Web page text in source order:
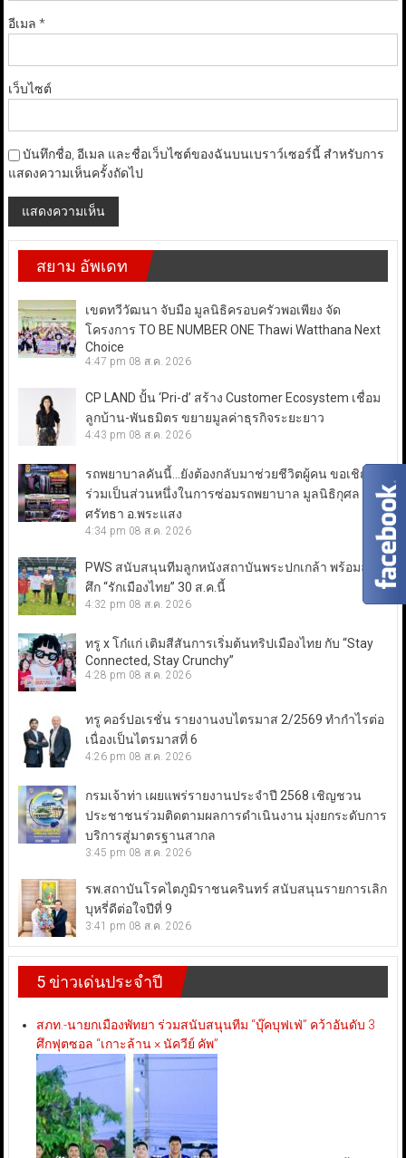
อีเมล *
เว็บไซต์
บันทึกชื่อ, อีเมล และชื่อเว็บไซต์ของฉันบนเบราว์เซอร์นี้ สำหรับการ
แสดงความเห็นครั้งถัดไป
สยาม อัพเดท
เขตทวีวัฒนา จับมือ มูลนิธิครอบครัวพอเพียง จัด
โครงการ TO BE NUMBER ONE Thawi Watthana Next
Choice
4:47 pm 08 ส.ค. 2026
CP LAND ปั้น ‘Pri-d’ สร้าง Customer Ecosystem เชื่อม
ลูกบ้าน-พันธมิตร ขยายมูลค่าธุรกิจระยะยาว
4:43 pm 08 ส.ค. 2026
รถพยาบาลคันนี้…ยังต้องกลับมาช่วยชีวิตผู้คน ขอเชิญ
ร่วมเป็นส่วนหนึ่งในการซ่อมรถพยาบาล มูลนิธิกุศล
ศรัทธา อ.พระแสง
4:34 pm 08 ส.ค. 2026
PWS สนับสนุนทีมลูกหนังสถาบันพระปกเกล้า พร้อมลุย
ศึก “รักเมืองไทย” 30 ส.ค.นี้
4:32 pm 08 ส.ค. 2026
ทรู x โก๋แก่ เติมสีสันการเริ่มต้นทริปเมืองไทย กับ “Stay
Connected, Stay Crunchy”
4:28 pm 08 ส.ค. 2026
ทรู คอร์ปอเรชั่น รายงานงบไตรมาส 2/2569 ทำกำไรต่อ
เนื่องเป็นไตรมาสที่ 6
4:26 pm 08 ส.ค. 2026
กรมเจ้าท่า เผยแพร่รายงานประจำปี 2568 เชิญชวน
ประชาชนร่วมติดตามผลการดำเนินงาน มุ่งยกระดับการ
บริการสู่มาตรฐานสากล
3:45 pm 08 ส.ค. 2026
รพ.สถาบันโรคไตภูมิราชนครินทร์ สนับสนุนรายการเลิก
บุหรี่ดีต่อใจปีที่ 9
3:41 pm 08 ส.ค. 2026
5 ข่าวเด่นประจำปี
สภท.-นายกเมืองพัทยา ร่วมสนับสนุนทีม “บุ๊คบุฟเฟ่” คว้าอันดับ 3
ศึกฟุตซอล “เกาะล้าน × นัควีย์ คัพ”